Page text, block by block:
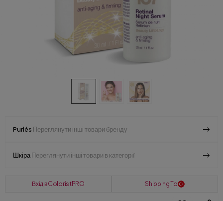
Purlés Переглянути інші товари бренду
ШкіраПереглянути інші товари в категорії
Вхід в ColoristPRO Shipping To